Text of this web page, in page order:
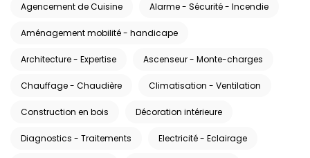
Agencement de Cuisine Alarme - Sécurité - Incendie
Aménagement mobilité - handicape
Architecture - Expertise Ascenseur - Monte-charges
Chauffage - Chaudière Climatisation - Ventilation
Construction en bois Décoration intérieure
Diagnostics - Traitements Electricité - Eclairage